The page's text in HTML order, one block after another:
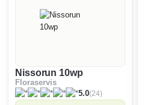
Nissorun 10wp
Floraservis
5.0(24)